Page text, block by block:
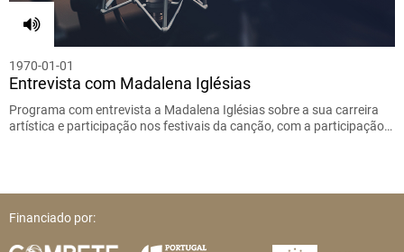
1970-01-01
Entrevista com Madalena Iglésias
Programa com entrevista a Madalena Iglésias sobre a sua carreira
artística e participação nos festivais da canção, com a participação…
Financiado por: